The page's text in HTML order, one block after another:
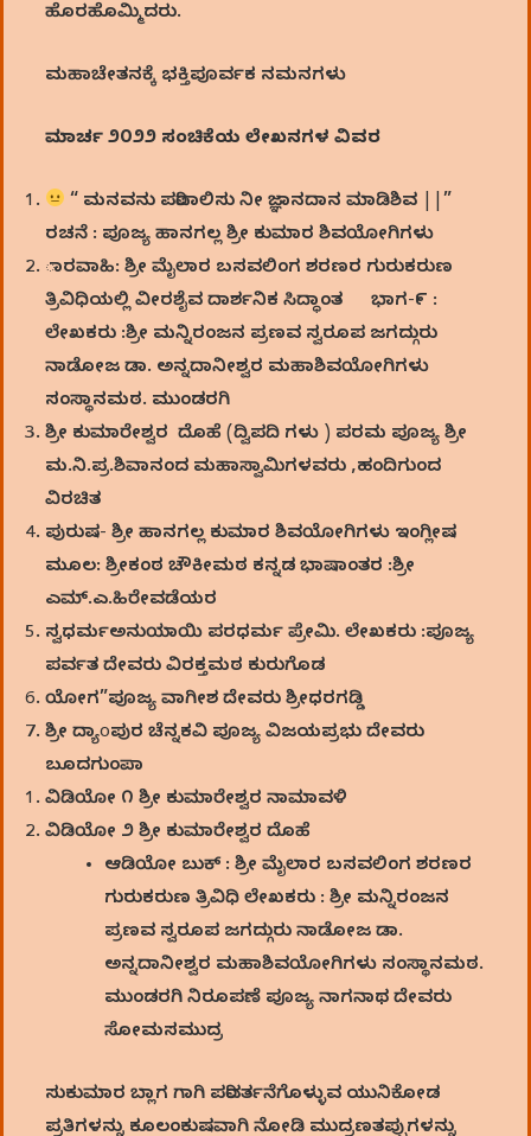
ಹೊರಹೊಮ್ಮಿದರು.
ಮಹಾಚೇತನಕ್ಕೆ ಭಕ್ತಿಪೂರ್ವಕ ನಮನಗಳು
ಮಾರ್ಚ ೨೦೨೨ ಸಂಚಿಕೆಯ ಲೇಖನಗಳ ವಿವರ
“ ಮನವನು ಪರಿಪಾಲಿಸು ನೀ ಜ್ಞಾನದಾನ ಮಾಡಿಶಿವ ||”
ರಚನೆ : ಪೂಜ್ಯ ಹಾನಗಲ್ಲ ಶ್ರೀ ಕುಮಾರ ಶಿವಯೋಗಿಗಳು
ಾರವಾಹಿ: ಶ್ರೀ ಮೈಲಾರ ಬಸವಲಿಂಗ ಶರಣರ ಗುರುಕರುಣ
ತ್ರಿವಿಧಿಯಲ್ಲಿ ವೀರಶೈವ ದಾರ್ಶನಿಕ ಸಿದ್ಧಾಂತ ಭಾಗ-೯ :
ಲೇಖಕರು :ಶ್ರೀ ಮನ್ನಿರಂಜನ ಪ್ರಣವ ಸ್ವರೂಪ ಜಗದ್ಗುರು
ನಾಡೋಜ ಡಾ. ಅನ್ನದಾನೀಶ್ವರ ಮಹಾಶಿವಯೋಗಿಗಳು
ಸಂಸ್ಥಾನಮಠ. ಮುಂಡರಗಿ
ಶ್ರೀ ಕುಮಾರೇಶ್ವರ ದೊಹೆ (ದ್ವಿಪದಿ ಗಳು ) ಪರಮ ಪೂಜ್ಯ ಶ್ರೀ
ಮ.ನಿ.ಪ್ರ.ಶಿವಾನಂದ ಮಹಾಸ್ವಾಮಿಗಳವರು ,ಹಂದಿಗುಂದ
ವಿರಚಿತ
ಪುರುಷ- ಶ್ರೀ ಹಾನಗಲ್ಲ ಕುಮಾರ ಶಿವಯೋಗಿಗಳು ಇಂಗ್ಲೀಷ
ಮೂಲ: ಶ್ರೀಕಂಠ ಚೌಕೀಮಠ ಕನ್ನಡ ಭಾಷಾಂತರ :ಶ್ರೀ
ಎಮ್.ಎ.ಹಿರೇವಡೆಯರ
ಸ್ವಧರ್ಮಅನುಯಾಯಿ ಪರಧರ್ಮ ಪ್ರೇಮಿ. ಲೇಖಕರು :ಪೂಜ್ಯ
ಪರ್ವತ ದೇವರು ವಿರಕ್ತಮಠ ಕುರುಗೊಡ
ಯೋಗ”ಪೂಜ್ಯ ವಾಗೀಶ ದೇವರು ಶ್ರೀಧರಗಡ್ಡಿ
ಶ್ರೀ ದ್ಯಾoಪುರ ಚೆನ್ನಕವಿ ಪೂಜ್ಯ ವಿಜಯಪ್ರಭು ದೇವರು
ಬೂದಗುಂಪಾ
ವಿಡಿಯೋ ೧ ಶ್ರೀ ಕುಮಾರೇಶ್ವರ ನಾಮಾವಳಿ
ವಿಡಿಯೋ ೨ ಶ್ರೀ ಕುಮಾರೇಶ್ವರ ದೊಹೆ
ಆಡಿಯೋ ಬುಕ್‌ : ಶ್ರೀ ಮೈಲಾರ ಬಸವಲಿಂಗ ಶರಣರ
ಗುರುಕರುಣ ತ್ರಿವಿಧಿ ಲೇಖಕರು : ಶ್ರೀ ಮನ್ನಿರಂಜನ
ಪ್ರಣವ ಸ್ವರೂಪ ಜಗದ್ಗುರು ನಾಡೋಜ ಡಾ.
ಅನ್ನದಾನೀಶ್ವರ ಮಹಾಶಿವಯೋಗಿಗಳು ಸಂಸ್ಥಾನಮಠ.
ಮುಂಡರಗಿ ನಿರೂಪಣೆ ಪೂಜ್ಯ ನಾಗನಾಥ ದೇವರು
ಸೋಮಸಮುದ್ರ
ಸುಕುಮಾರ ಬ್ಲಾಗ ಗಾಗಿ ಪರಿವರ್ತನೆಗೊಳ್ಳುವ ಯುನಿಕೋಡ
ಪ್ರತಿಗಳನ್ನು ಕೂಲಂಕುಷವಾಗಿ ನೋಡಿ ಮುದ್ರಣತಪ್ಪುಗಳನ್ನು